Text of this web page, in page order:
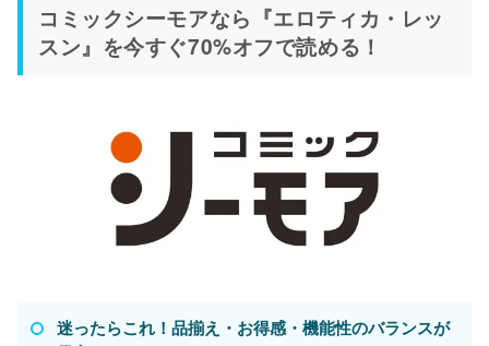
コミックシーモアなら『エロティカ・レッ
スン』を今すぐ70%オフで読める！
迷ったらこれ！品揃え・お得感・機能性のバランスが